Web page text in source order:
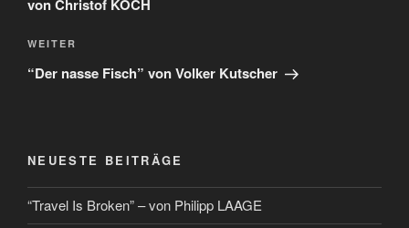
von Christof KOCH
WEITER
“Der nasse Fisch” von Volker Kutscher
NEUESTE BEITRÄGE
“Travel Is Broken” – von Philipp LAAGE